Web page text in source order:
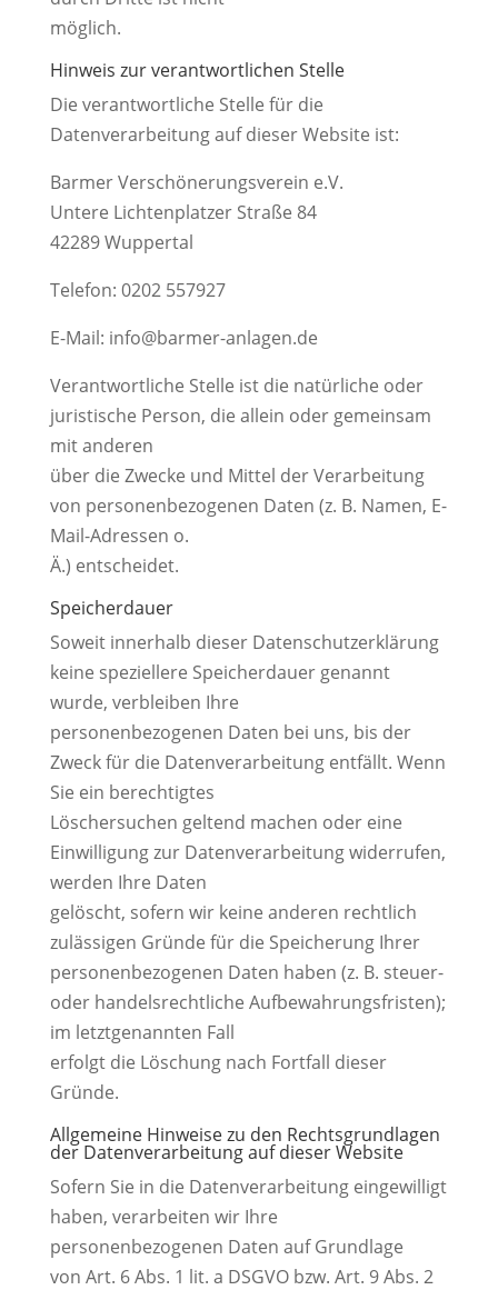
möglich.
Hinweis zur verantwortlichen Stelle
Die verantwortliche Stelle für die
Datenverarbeitung auf dieser Website ist:
Barmer Verschönerungsverein e.V.
Untere Lichtenplatzer Straße 84
42289 Wuppertal
Telefon: 0202 557927
E-Mail: info@barmer-anlagen.de
Verantwortliche Stelle ist die natürliche oder
juristische Person, die allein oder gemeinsam
mit anderen
über die Zwecke und Mittel der Verarbeitung
von personenbezogenen Daten (z. B. Namen, E-
Mail-Adressen o.
Ä.) entscheidet.
Speicherdauer
Soweit innerhalb dieser Datenschutzerklärung
keine speziellere Speicherdauer genannt
wurde, verbleiben Ihre
personenbezogenen Daten bei uns, bis der
Zweck für die Datenverarbeitung entfällt. Wenn
Sie ein berechtigtes
Löschersuchen geltend machen oder eine
Einwilligung zur Datenverarbeitung widerrufen,
werden Ihre Daten
gelöscht, sofern wir keine anderen rechtlich
zulässigen Gründe für die Speicherung Ihrer
personenbezogenen Daten haben (z. B. steuer-
oder handelsrechtliche Aufbewahrungsfristen);
im letztgenannten Fall
erfolgt die Löschung nach Fortfall dieser
Gründe.
Allgemeine Hinweise zu den Rechtsgrundlagen
der Datenverarbeitung auf dieser Website
Sofern Sie in die Datenverarbeitung eingewilligt
haben, verarbeiten wir Ihre
personenbezogenen Daten auf Grundlage
von Art. 6 Abs. 1 lit. a DSGVO bzw. Art. 9 Abs. 2